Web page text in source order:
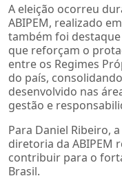
A eleição ocorreu
ABIPEM, realizado
também foi
que reforçam o
entre os Regimes
do país,
desenvolvido nas
gestão e
Para Daniel Ribeiro,
diretoria da ABIPEM
contribuir para o
Brasil.